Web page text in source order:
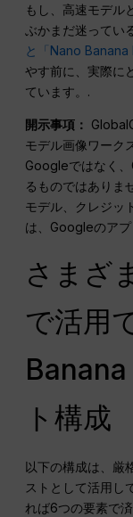
もし、高速モデル
ぶかまだ迷ってい
と「Nano Banana
やす前に、実際に
ています。.
開示事項：
モデル画像ワーク
Googleではなく
るものではありま
モデル、クレジッ
は、Googleのア
さまざ
で活用
ト構成
以下の構成は、厳
ストとして活用し
れば6つの要素で